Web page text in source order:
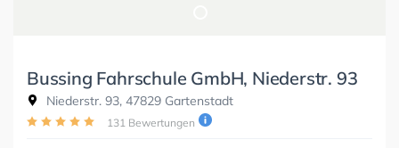
Bussing Fahrschule GmbH, Niederstr. 93
Niederstr. 93, 47829 Gartenstadt
131 Bewertungen